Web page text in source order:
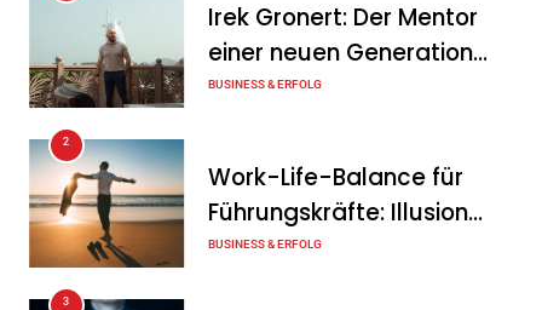
Mitarbeitergespräch pro
Jahr nichts verändert – und
was stattdessen
Verbindlichkeit schafft
Tanja Schiller 7. August 2026
Wenn jede Minute zählt: Wie
Onboard-Kurier-Spezialist
Irek Gronert: Der Mentor
einer neuen Generation
von Unternehmern
BUSINESS & ERFOLG
2
Work-Life-Balance für
Führungskräfte: Illusion
oder echte Chance?
BUSINESS & ERFOLG
3